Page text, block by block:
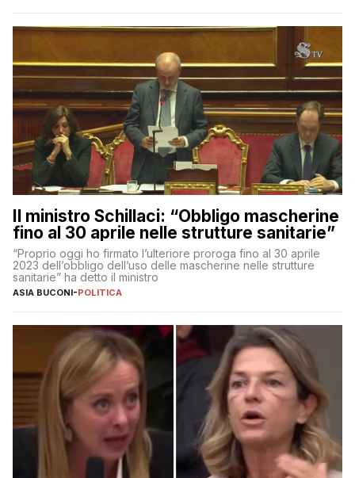
Il ministro Schillaci: “Obbligo mascherine
fino al 30 aprile nelle strutture sanitarie”
“Proprio oggi ho firmato l’ulteriore proroga fino al 30 aprile
2023 dell’obbligo dell’uso delle mascherine nelle strutture
sanitarie” ha detto il ministro
ASIA BUCONI-POLITICA